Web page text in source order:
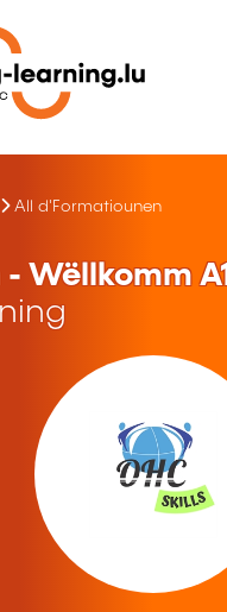
All d'Formatiounen
- Wëllkomm A1